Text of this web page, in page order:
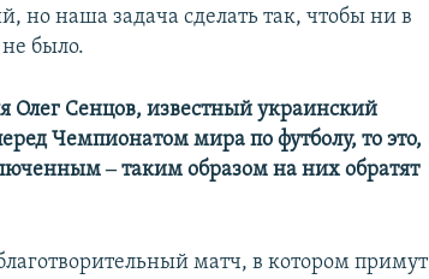
но наша задача сделать так, чтобы ни в
было.
Олег Сенцов, известный украинский
Чемпионатом мира по футболу, то это,
‒ таким образом на них обратят
матч, в котором примут